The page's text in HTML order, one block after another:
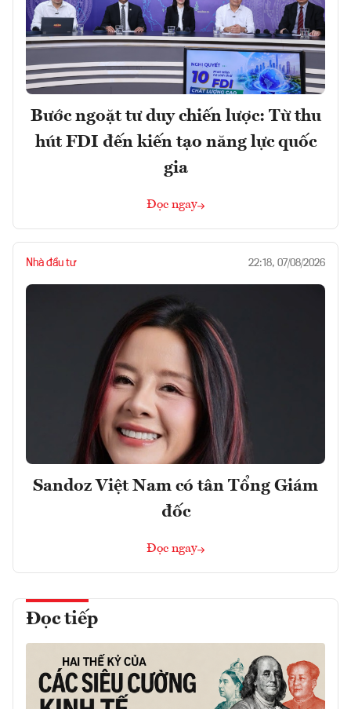
Bước ngoặt tư duy chiến lược: Từ thu
hút FDI đến kiến tạo năng lực quốc
gia
Đọc ngay
Nhà đầu tư 22:18, 07/08/2026
Sandoz Việt Nam có tân Tổng Giám
đốc
Đọc ngay
Đọc tiếp